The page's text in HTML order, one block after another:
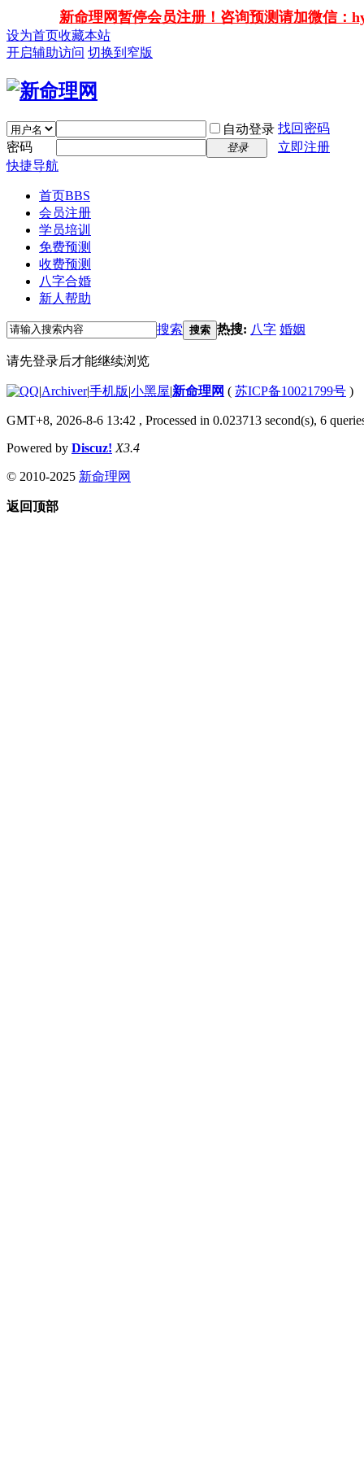
新命理网暂停会员注册！咨询预测请加微信：
设为首页收藏本站
开启辅助访问 切换到窄版
自动登录 找回密码
密码
登录
立即注册
快捷导航
首页BBS
会员注册
学员培训
免费预测
收费预测
八字合婚
新人帮助
搜索 搜索 热搜: 八字 婚姻
请先登录后才能继续浏览
|Archiver|手机版|小黑屋|新命理网 ( 苏ICP备10021799号 )
GMT+8, 2026-8-6 13:42 , Processed in 0.023713 second(s), 6
Powered by Discuz! X3.4
© 2010-2025 新命理网
返回顶部